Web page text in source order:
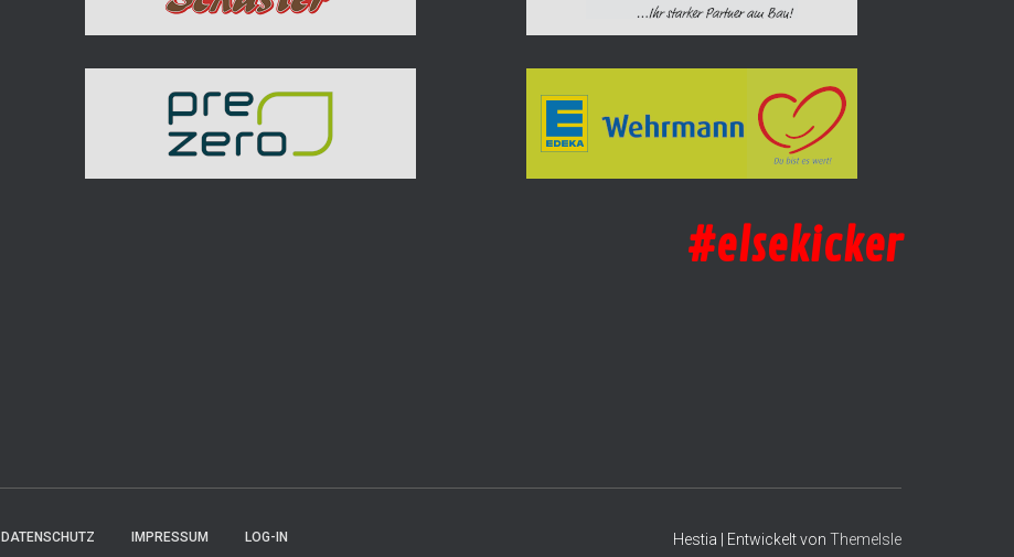
#elsekicker
DATENSCHUTZ IMPRESSUM LOG-IN Hestia | Entwickelt von ThemeIsle